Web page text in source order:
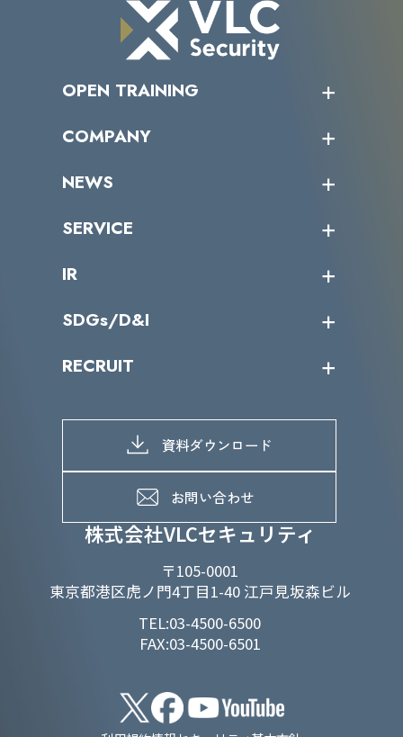
株式会社VLCセキュリティ
〒105-0001
東京都港区虎ノ門4丁目1-40 江戸見坂森ビル
TEL:03-4500-6500
FAX:03-4500-6501
OPEN TRAINING
受講者の声
COMPANY
トップメッセージ
ミッション／ビジョン
パートナー企業一覧
NEWS
サイバーニュース
SERVICE
カテゴリー別サービス一覧
IR
IRカレンダー
IRライブラリー
よくあるご質問
SDGs/D&I
当グループのマテリアリティ
SDGs推進体制
D&Iの取り組み
RECRUIT
募集職種一覧
メッセージ
メンバーインタビュー
資料ダウンロード
お問い合わせ